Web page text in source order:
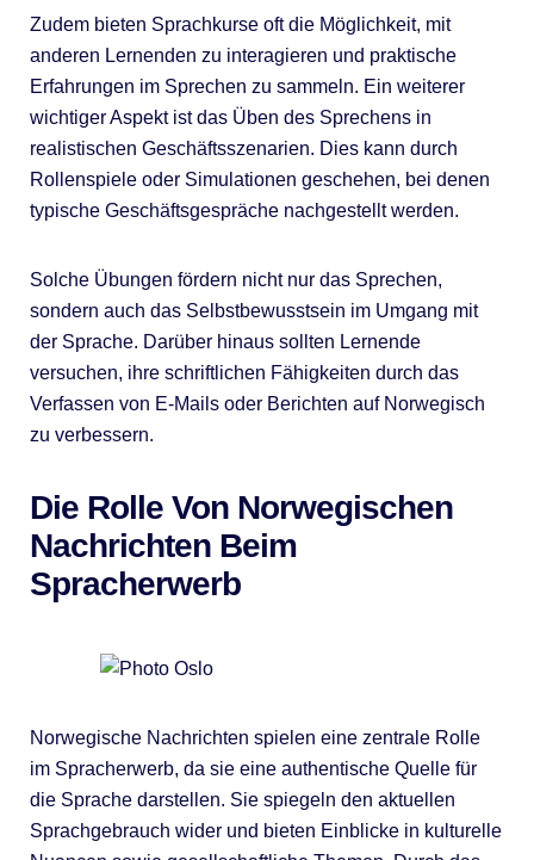
Zudem bieten Sprachkurse oft die Möglichkeit, mit
anderen Lernenden zu interagieren und praktische
Erfahrungen im Sprechen zu sammeln. Ein weiterer
wichtiger Aspekt ist das Üben des Sprechens in
realistischen Geschäftsszenarien. Dies kann durch
Rollenspiele oder Simulationen geschehen, bei denen
typische Geschäftsgespräche nachgestellt werden.
Solche Übungen fördern nicht nur das Sprechen,
sondern auch das Selbstbewusstsein im Umgang mit
der Sprache. Darüber hinaus sollten Lernende
versuchen, ihre schriftlichen Fähigkeiten durch das
Verfassen von E-Mails oder Berichten auf Norwegisch
zu verbessern.
Die Rolle Von Norwegischen
Nachrichten Beim
Spracherwerb
Norwegische Nachrichten spielen eine zentrale Rolle
im Spracherwerb, da sie eine authentische Quelle für
die Sprache darstellen. Sie spiegeln den aktuellen
Sprachgebrauch wider und bieten Einblicke in kulturelle